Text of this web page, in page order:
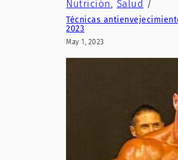
Nutrición, Salud /
Técnicas
2023
May 1, 2023